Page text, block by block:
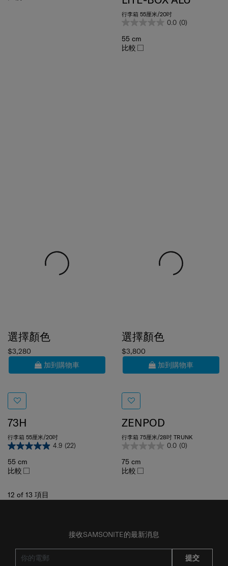
行李箱 55厘米/20吋
0.0
55 cm
比較
$3,280
加到購物車
73H
行李箱 55厘米/20吋
4.9
55 cm
比較
$3,800
加到購物車
ZENPOD
行李箱 75厘米/28吋 TRUNK
0.0 (0)
75 cm
比較
提交